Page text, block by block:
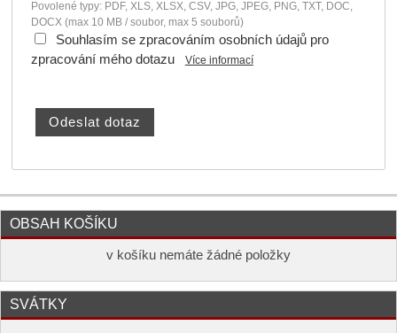
Povolené typy: PDF, XLS, XLSX, CSV, JPG, JPEG, PNG, TXT, DOC,
DOCX (max 10 MB / soubor, max 5 souborů)
Souhlasím se zpracováním osobních údajů pro
zpracování mého dotazu
Více informací
OBSAH KOŠÍKU
v košíku nemáte žádné položky
SVÁTKY